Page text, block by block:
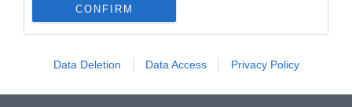
CONFIRM
Data Deletion Data Access Privacy Policy